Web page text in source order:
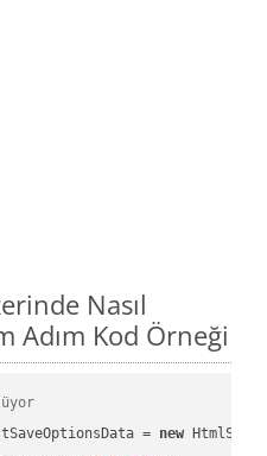
Nasıl
Adım Kod Örneği
= new